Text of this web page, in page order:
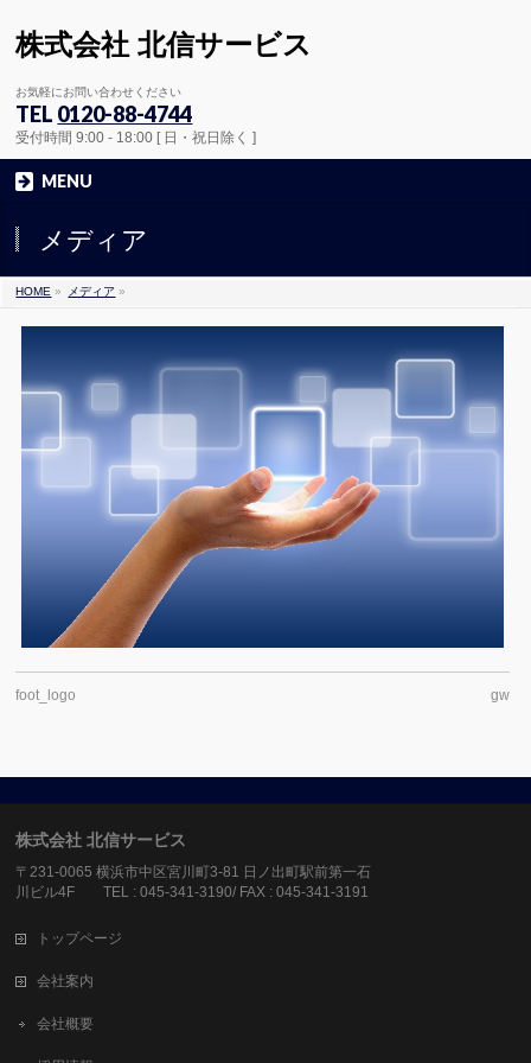
株式会社 北信サービス
お気軽にお問い合わせください
TEL 0120-88-4744
受付時間 9:00 - 18:00 [ 日・祝日除く ]
MENU
メディア
HOME » メディア »
foot_logo gw
株式会社 北信サービス
〒231-0065 横浜市中区宮川町3-81 日ノ出町駅前第一石
川ビル4F TEL : 045-341-3190/ FAX : 045-341-3191
トップページ
会社案内
会社概要